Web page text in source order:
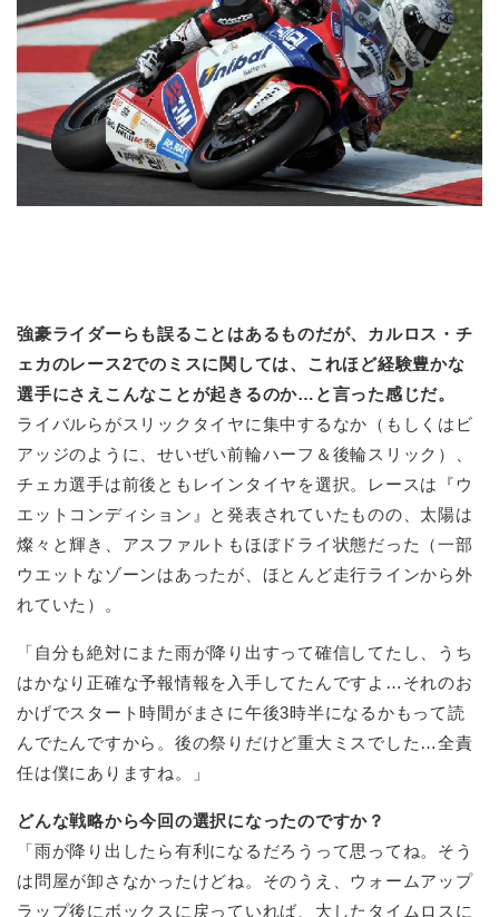
強豪ライダーらも誤ることはあるものだが、カルロス・チ
ェカのレース2でのミスに関しては、これほど経験豊かな
選手にさえこんなことが起きるのか…と言った感じだ。
ライバルらがスリックタイヤに集中するなか（もしくはビ
アッジのように、せいぜい前輪ハーフ＆後輪スリック）、
チェカ選手は前後ともレインタイヤを選択。レースは『ウ
エットコンディション』と発表されていたものの、太陽は
燦々と輝き、アスファルトもほぼドライ状態だった（一部
ウエットなゾーンはあったが、ほとんど走行ラインから外
れていた）。
「自分も絶対にまた雨が降り出すって確信してたし、うち
はかなり正確な予報情報を入手してたんですよ…それのお
かげでスタート時間がまさに午後3時半になるかもって読
んでたんですから。後の祭りだけど重大ミスでした…全責
任は僕にありますね。」
どんな戦略から今回の選択になったのですか？
「雨が降り出したら有利になるだろうって思ってね。そう
は問屋が卸さなかったけどね。そのうえ、ウォームアップ
ラップ後にボックスに戻っていれば、大したタイムロスに